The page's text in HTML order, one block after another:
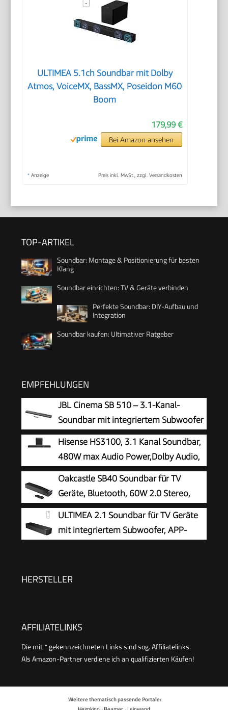
ULTIMEA 5.1ch Soundbar mit Dolby
Atmos, VoiceMX, BassMX, Poseidon M60
Boom
179,99 €
Bei Amazon ansehen
* Anzeige Preis inkl. MwSt., zzgl. Versandkosten
TOP-ARTIKEL
Soundbar: Montage & Positionierung für besten
Klang
Soundbar einrichten: TV & Geräte verbinden
Perfekte Soundbar: DIY-Aufbau und
Integration
Soundbar kaufen: Ultimativer Ratgeber
EMPFEHLUNGEN
JBL Cinema SB 510 – 3.1-Kanal-
Soundbar mit integriertem Subwoofer
für Heimkino Sound-System – Mit
Bluetooth-Musik-Streaming und Dolby Audio –
Schwarz
Hisense HS3100, 3.1 Kanal Soundbar,
480W max Audio Power,Dolby Audio,
DTS Virtual:X, 6.5 Wireless subwoofer, TV Mode,
EzPlay
Oakcastle SB40 Soundbar für TV
Geräte, Bluetooth, 60W 2.0 Stereo,
HDMI ARC
ULTIMEA 2.1 Soundbar für TV Geräte
mit integriertem Subwoofer, APP-
Verstellbarem Bass, Bluetooth® 5.4, Opt/AUX,
HERSTELLER
AFFILIATELINKS
Die mit * gekennzeichneten Links sind sog. Affiliatelinks.
Als Amazon-Partner verdiene ich an qualifizierten Käufen!
Weitere thematisch passende Portale: